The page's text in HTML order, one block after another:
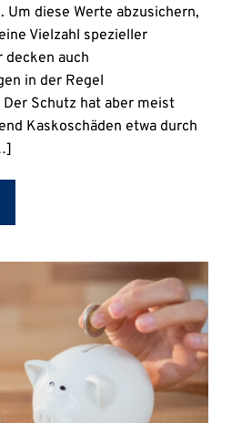
Um diese Werte abzusichern,
Vielzahl spezieller
decken auch
in der Regel
Der Schutz hat aber meist
Kaskoschäden etwa durch